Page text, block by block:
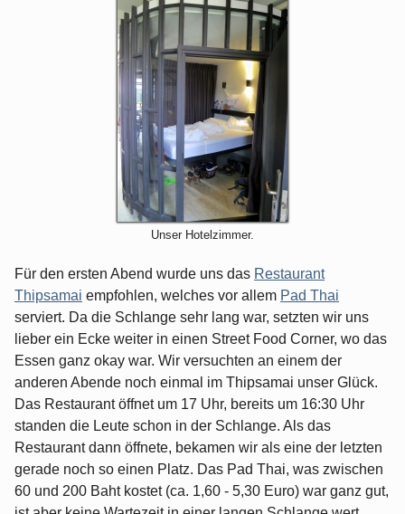
Unser Hotelzimmer.
Für den ersten Abend wurde uns das Restaurant
Thipsamai empfohlen, welches vor allem Pad Thai
serviert. Da die Schlange sehr lang war, setzten wir uns
lieber ein Ecke weiter in einen Street Food Corner, wo das
Essen ganz okay war. Wir versuchten an einem der
anderen Abende noch einmal im Thipsamai unser Glück.
Das Restaurant öffnet um 17 Uhr, bereits um 16:30 Uhr
standen die Leute schon in der Schlange. Als das
Restaurant dann öffnete, bekamen wir als eine der letzten
gerade noch so einen Platz. Das Pad Thai, was zwischen
60 und 200 Baht kostet (ca. 1,60 - 5,30 Euro) war ganz gut,